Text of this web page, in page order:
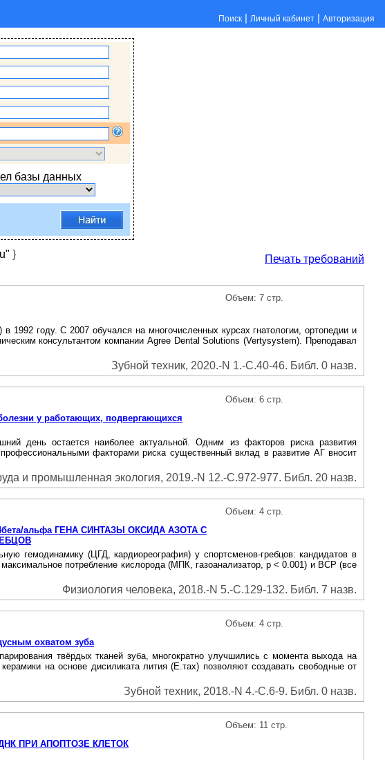
Поиск | Личный кабинет | Авторизация
базы данных
} Печать требований
Объем: 7 стр.
году. С 2007 обучался на многочисленных курсах гнатологии, ортопедии и
консультантом компании Agree Dental Solutions (Vertysystem). Преподавал
Зубной техник, 2020.-N 1.-С.40-46. Библ. 0 назв.
у работающих, подвергающихся
Объем: 6 стр.
день остается наиболее актуальной. Одним из факторов риска развития
факторами риска существенный вклад в развитие АГ вносит
и промышленная экология, 2019.-N 12.-С.972-977. Библ. 20 назв.
альфа ГЕНА СИНТАЗЫ ОКСИДА АЗОТА С
Объем: 4 стр.
гемодинамику (ЦГД, кардиореография) у спортсменов-гребцов: кандидатов в
потребление кислорода (МПК, газоанализатор, р < 0.001) и ВСР (все
Физиология человека, 2018.-N 5.-С.129-132. Библ. 7 назв.
охватом зуба
Объем: 4 стр.
твёрдых тканей зуба, многократно улучшились с момента выхода на
на основе дисиликата лития (Е.тах) позволяют создавать свободные от
Зубной техник, 2018.-N 4.-С.6-9. Библ. 0 назв.
ПРИ АПОПТОЗЕ КЛЕТОК
Объем: 11 стр.